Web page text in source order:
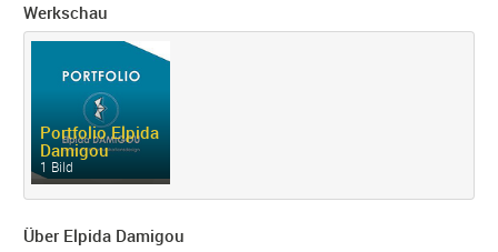
Werkschau
Portfolio Elpida
Damigou
1 Bild
Über Elpida Damigou